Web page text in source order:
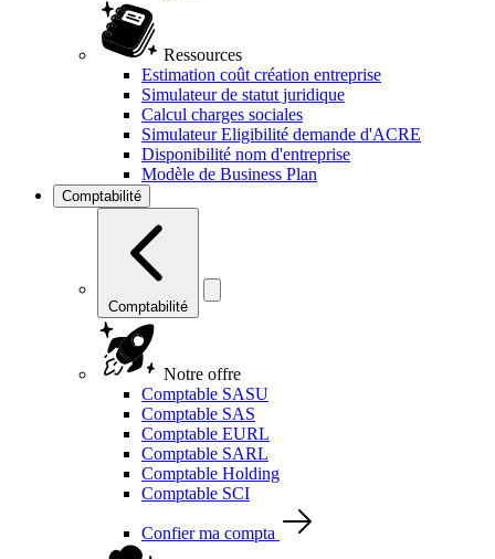
Ressources
Estimation coût création entreprise
Simulateur de statut juridique
Calcul charges sociales
Simulateur Eligibilité demande d'ACRE
Disponibilité nom d'entreprise
Modèle de Business Plan
Comptabilité
Comptabilité
Notre offre
Comptable SASU
Comptable SAS
Comptable EURL
Comptable SARL
Comptable Holding
Comptable SCI
Confier ma compta